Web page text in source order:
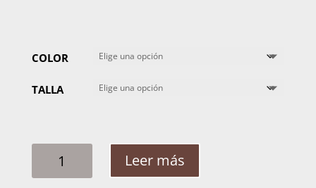
COLOR
TALLA
MUJER
Leer más